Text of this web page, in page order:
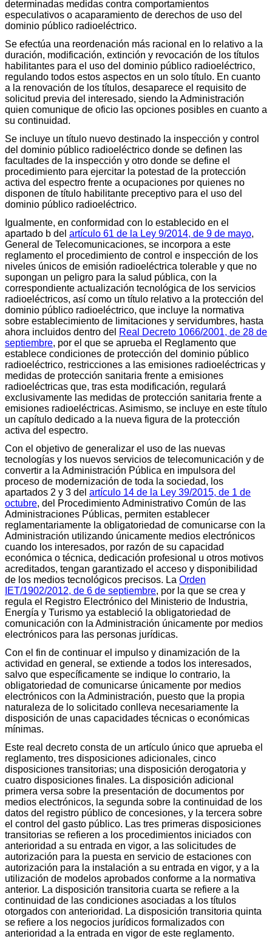
determinadas medidas contra comportamientos
especulativos o acaparamiento de derechos de uso del
dominio público radioeléctrico.
Se efectúa una reordenación más racional en lo relativo a la
duración, modificación, extinción y revocación de los títulos
habilitantes para el uso del dominio público radioeléctrico,
regulando todos estos aspectos en un solo título. En cuanto
a la renovación de los títulos, desaparece el requisito de
solicitud previa del interesado, siendo la Administración
quien comunique de oficio las opciones posibles en cuanto a
su continuidad.
Se incluye un título nuevo destinado la inspección y control
del dominio público radioeléctrico donde se definen las
facultades de la inspección y otro donde se define el
procedimiento para ejercitar la potestad de la protección
activa del espectro frente a ocupaciones por quienes no
disponen de título habilitante preceptivo para el uso del
dominio público radioeléctrico.
Igualmente, en conformidad con lo establecido en el
apartado b del artículo 61 de la Ley 9/2014, de 9 de mayo,
General de Telecomunicaciones, se incorpora a este
reglamento el procedimiento de control e inspección de los
niveles únicos de emisión radioeléctrica tolerable y que no
supongan un peligro para la salud pública, con la
correspondiente actualización tecnológica de los servicios
radioeléctricos, así como un título relativo a la protección del
dominio público radioeléctrico, que incluye la normativa
sobre establecimiento de limitaciones y servidumbres, hasta
ahora incluidos dentro del Real Decreto 1066/2001, de 28 de
septiembre, por el que se aprueba el Reglamento que
establece condiciones de protección del dominio público
radioeléctrico, restricciones a las emisiones radioeléctricas y
medidas de protección sanitaria frente a emisiones
radioeléctricas que, tras esta modificación, regulará
exclusivamente las medidas de protección sanitaria frente a
emisiones radioeléctricas. Asimismo, se incluye en este título
un capítulo dedicado a la nueva figura de la protección
activa del espectro.
Con el objetivo de generalizar el uso de las nuevas
tecnologías y los nuevos servicios de telecomunicación y de
convertir a la Administración Pública en impulsora del
proceso de modernización de toda la sociedad, los
apartados 2 y 3 del artículo 14 de la Ley 39/2015, de 1 de
octubre, del Procedimiento Administrativo Común de las
Administraciones Públicas, permiten establecer
reglamentariamente la obligatoriedad de comunicarse con la
Administración utilizando únicamente medios electrónicos
cuando los interesados, por razón de su capacidad
económica o técnica, dedicación profesional u otros motivos
acreditados, tengan garantizado el acceso y disponibilidad
de los medios tecnológicos precisos. La Orden
IET/1902/2012, de 6 de septiembre, por la que se crea y
regula el Registro Electrónico del Ministerio de Industria,
Energía y Turismo ya estableció la obligatoriedad de
comunicación con la Administración únicamente por medios
electrónicos para las personas jurídicas.
Con el fin de continuar el impulso y dinamización de la
actividad en general, se extiende a todos los interesados,
salvo que específicamente se indique lo contrario, la
obligatoriedad de comunicarse únicamente por medios
electrónicos con la Administración, puesto que la propia
naturaleza de lo solicitado conlleva necesariamente la
disposición de unas capacidades técnicas o económicas
mínimas.
Este real decreto consta de un artículo único que aprueba el
reglamento, tres disposiciones adicionales, cinco
disposiciones transitorias; una disposición derogatoria y
cuatro disposiciones finales. La disposición adicional
primera versa sobre la presentación de documentos por
medios electrónicos, la segunda sobre la continuidad de los
datos del registro público de concesiones, y la tercera sobre
el control del gasto público. Las tres primeras disposiciones
transitorias se refieren a los procedimientos iniciados con
anterioridad a su entrada en vigor, a las solicitudes de
autorización para la puesta en servicio de estaciones con
autorización para la instalación a su entrada en vigor, y a la
utilización de modelos aprobados conforme a la normativa
anterior. La disposición transitoria cuarta se refiere a la
continuidad de las condiciones asociadas a los títulos
otorgados con anterioridad. La disposición transitoria quinta
se refiere a los negocios jurídicos formalizados con
anterioridad a la entrada en vigor de este reglamento.